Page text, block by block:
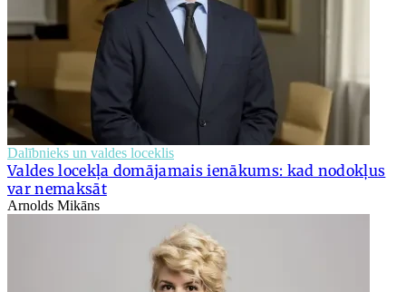
Dalībnieks un valdes loceklis
Valdes locekļa domājamais ienākums: kad nodokļus
var nemaksāt
Arnolds Mikāns